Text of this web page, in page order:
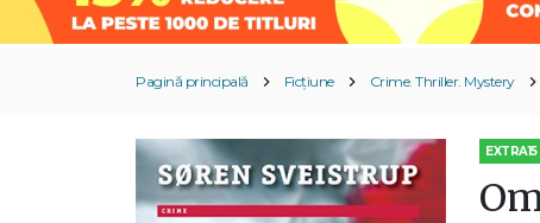
Pagină principală Ficțiune Crime. Thriller. Mystery
EXTRA15